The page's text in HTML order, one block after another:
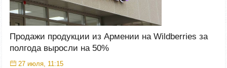
Продажи продукции из Армении на Wildberries за
полгода выросли на 50%
27 июля, 11:15